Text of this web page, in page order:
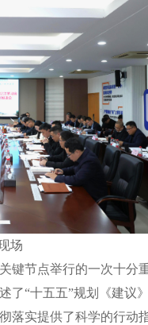
场
键节点举行的一次十分
“十五五”规划《建议
落实提供了科学的行动